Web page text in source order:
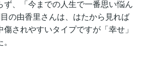
ず、「今までの人生で一番思い悩ん
の由香里さんは、はたから見れば
されやすいタイプですが「幸せ」